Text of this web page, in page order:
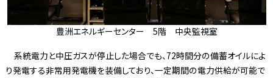
豊洲エネルギーセンター 5階 中央監視室
系統電力と中圧ガスが停止した場合でも、72時間分の備蓄オイルによ
り発電する非常用発電機を装備しており、一定期間の電力供給が可能で